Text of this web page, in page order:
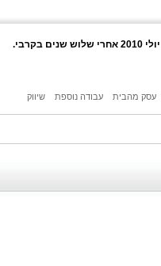
עסק מהבית עבודה נוספת
שיווק